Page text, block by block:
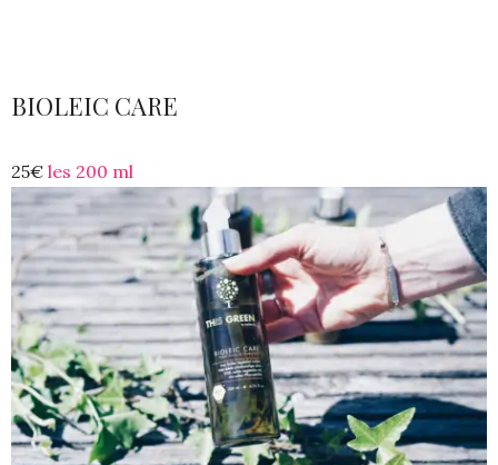
BIOLEIC CARE
25€ les 200 ml